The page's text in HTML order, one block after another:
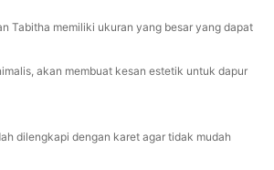
Tabitha memiliki ukuran yang besar yang dapat
akan membuat kesan estetik untuk dapur
dilengkapi dengan karet agar tidak mudah